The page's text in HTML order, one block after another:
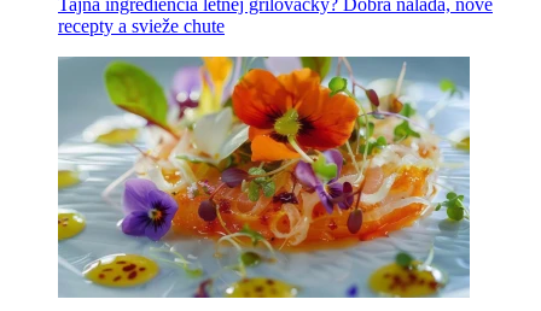
Tajná ingrediencia letnej grilovačky? Dobrá nálada, nové
recepty a svieže chute